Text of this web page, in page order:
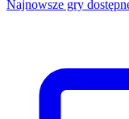
Najnowsze gry